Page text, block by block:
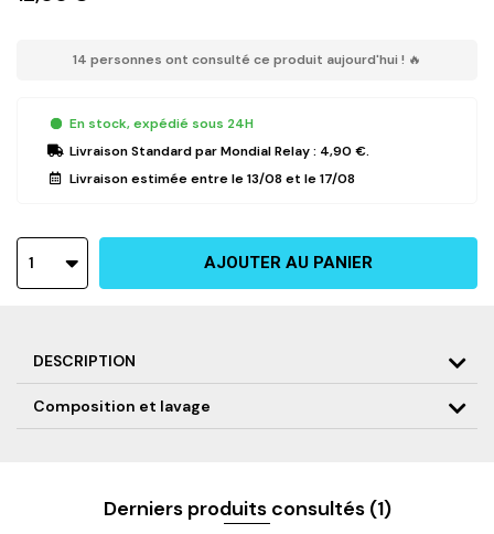
14 personnes ont consulté ce produit aujourd'hui ! 🔥
En stock, expédié sous 24H
Livraison Standardpar Mondial Relay : 4,90 €.
Livraison estimée entre le13/08 et le17/08
1 AJOUTER AU PANIER
DESCRIPTION
Écharpe - "VIRAGE D&P"
Concue pour les fans les plus passionnés
artificielles
Composition et lavage
Derniers produits consultés (1)